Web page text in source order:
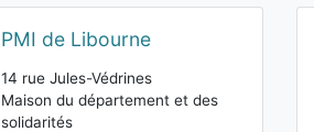
PMI de Libourne
14 rue Jules-Védrines
Maison du département et des
solidarités